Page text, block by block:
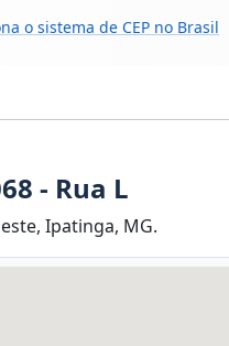
o sistema de CEP no Brasil
- Rua L
Ipatinga, MG.